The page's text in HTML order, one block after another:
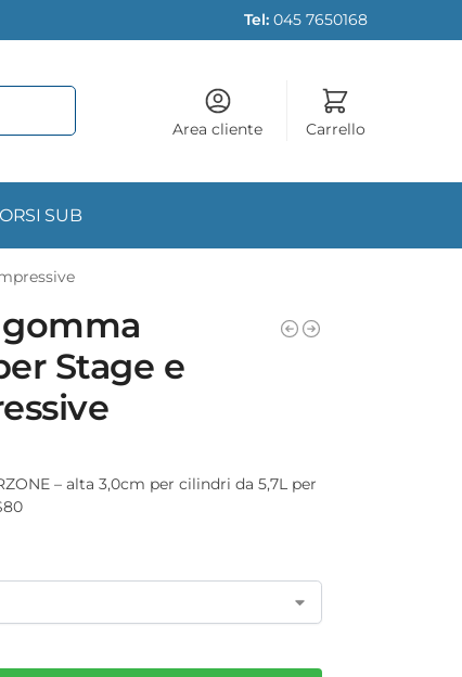
Tel: 045 7650168
Area cliente Carrello
SUB
Stage e
– alta 3,0cm per cilindri da 5,7L per